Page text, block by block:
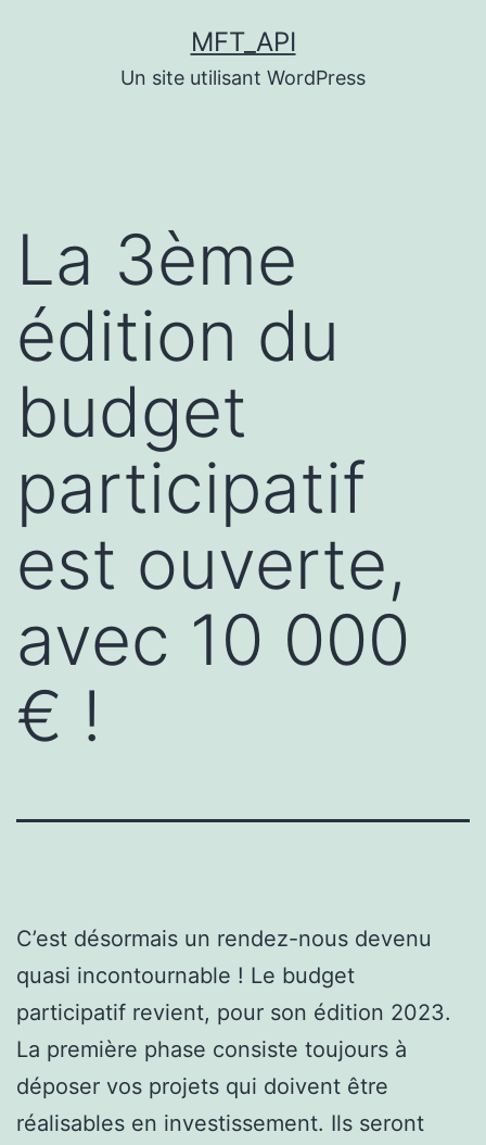
MFT_API
Un site utilisant WordPress
La 3ème
édition du
budget
participatif
est ouverte,
avec 10 000
€ !
C’est désormais un rendez-nous devenu
quasi incontournable ! Le budget
participatif revient, pour son édition 2023.
La première phase consiste toujours à
déposer vos projets qui doivent être
réalisables en investissement. Ils seront